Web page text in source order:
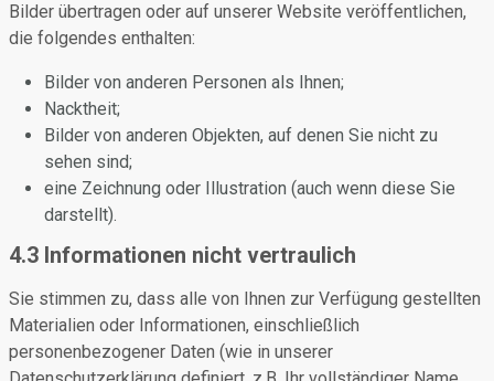
Bilder übertragen oder auf unserer Website veröffentlichen,
die folgendes enthalten:
Bilder von anderen Personen als Ihnen;
Nacktheit;
Bilder von anderen Objekten, auf denen Sie nicht zu
sehen sind;
eine Zeichnung oder Illustration (auch wenn diese Sie
darstellt).
4.3 Informationen nicht vertraulich
Sie stimmen zu, dass alle von Ihnen zur Verfügung gestellten
Materialien oder Informationen, einschließlich
personenbezogener Daten (wie in unserer